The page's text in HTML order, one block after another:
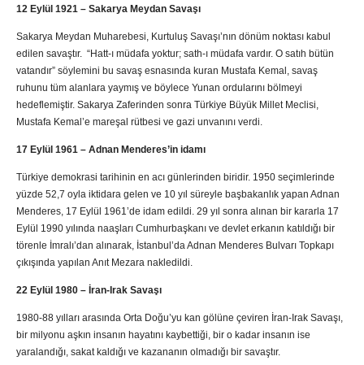
12 Eylül 1921 – Sakarya Meydan Savaşı
Sakarya Meydan Muharebesi, Kurtuluş Savaşı’nın dönüm noktası kabul
edilen savaştır. “Hatt-ı müdafa yoktur; sath-ı müdafa vardır. O satıh bütün
vatandır” söylemini bu savaş esnasında kuran Mustafa Kemal, savaş
ruhunu tüm alanlara yaymış ve böylece Yunan ordularını bölmeyi
hedeflemiştir. Sakarya Zaferinden sonra Türkiye Büyük Millet Meclisi,
Mustafa Kemal’e mareşal rütbesi ve gazi unvanını verdi.
17 Eylül 1961 – Adnan Menderes’in idamı
Türkiye demokrasi tarihinin en acı günlerinden biridir. 1950 seçimlerinde
yüzde 52,7 oyla iktidara gelen ve 10 yıl süreyle başbakanlık yapan Adnan
Menderes, 17 Eylül 1961’de idam edildi. 29 yıl sonra alınan bir kararla 17
Eylül 1990 yılında naaşları Cumhurbaşkanı ve devlet erkanın katıldığı bir
törenle İmralı’dan alınarak, İstanbul’da Adnan Menderes Bulvarı Topkapı
çıkışında yapılan Anıt Mezara nakledildi.
22 Eylül 1980 – İran-Irak Savaşı
1980-88 yılları arasında Orta Doğu’yu kan gölüne çeviren İran-Irak Savaşı,
bir milyonu aşkın insanın hayatını kaybettiği, bir o kadar insanın ise
yaralandığı, sakat kaldığı ve kazananın olmadığı bir savaştır.